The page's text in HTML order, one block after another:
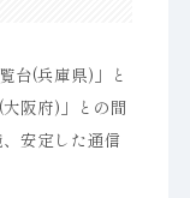
台(兵庫県)」と
阪府)」との間
安定した通信